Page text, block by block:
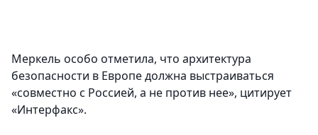
Меркель особо отметила, что архитектура
безопасности в Европе должна выстраиваться
«совместно с Россией, а не против нее», цитирует
«Интерфакс».